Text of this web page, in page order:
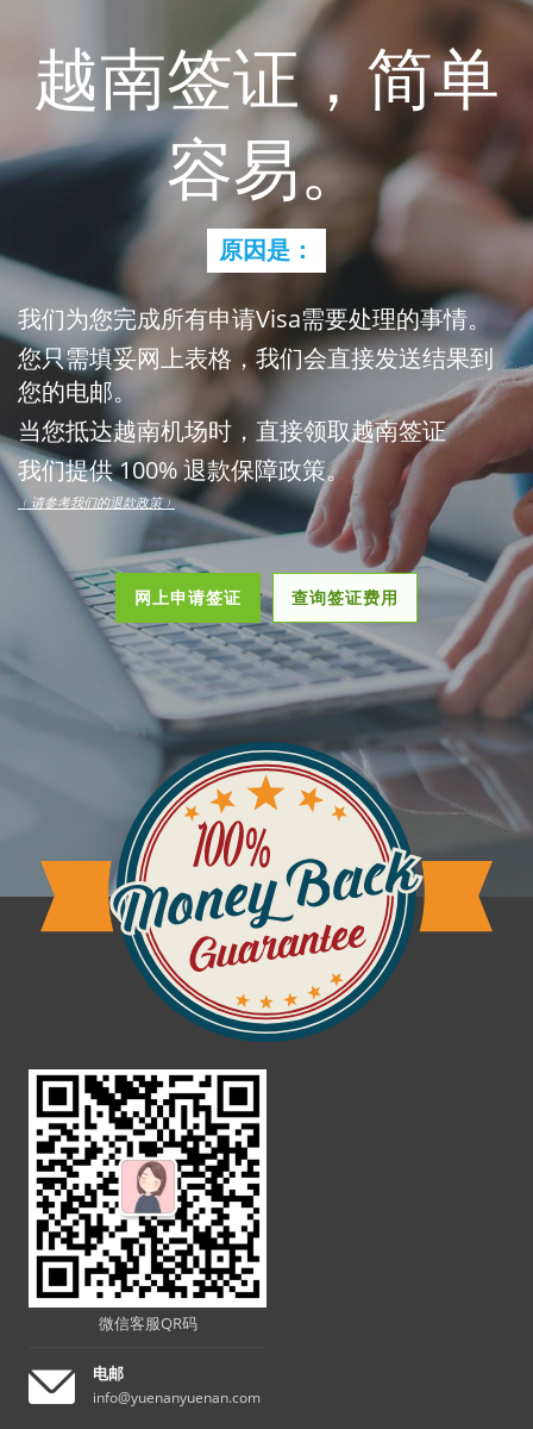
越南签证，简单
容易。
原因是：
我们为您完成所有申请Visa需要处理的事情。
您只需填妥网上表格，我们会直接发送结果到
您的电邮。
当您抵达越南机场时，直接领取越南签证
我们提供 100% 退款保障政策。
﹙请参考我们的退款政策﹚
网上申请签证 查询签证费用
微信客服QR码
电邮
info@yuenanyuenan.com